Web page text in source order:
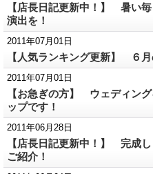
【店長日記更新中！】 暑い
演出を！
2011年07月01日
【人気ランキング更新】 ６
2011年07月01日
【お急ぎの方】 ウェディン
ップです！
2011年06月28日
【店長日記更新中！】 完成
ご紹介！